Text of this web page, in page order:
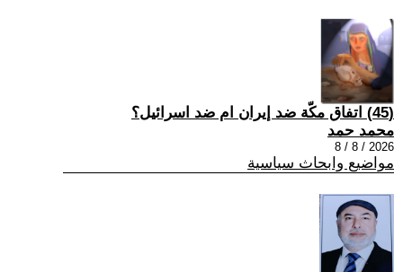
(45) اتفاق مكّة ضد إيران ام ضد اسرائيل؟
محمد حمد
2026 / 8 / 8
مواضيع وابحاث سياسية